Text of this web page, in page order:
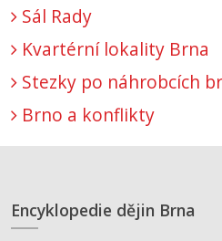
Sál Rady
Kvartérní lokality Brna
Stezky po náhrobcích
Brno a konflikty
Encyklopedie dějin Brna